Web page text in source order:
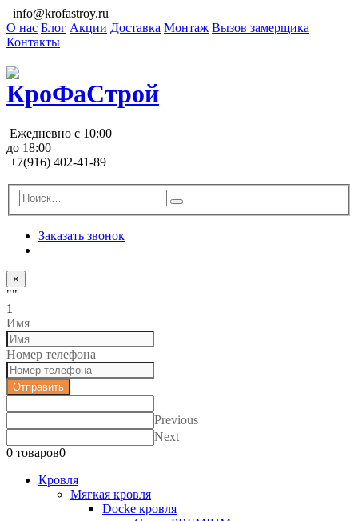
info@krofastroy.ru
О нас Блог Акции Доставка Монтаж Вызов замерщика
Контакты
Ежедневно с 10:00
до 18:00
+7(916) 402-41-89
Заказать звонок
×
""
1
Имя
Номер телефона
Отправить
Previous
Next
0 товаров0
Кровля
Мягкая кровля
Docke кровля